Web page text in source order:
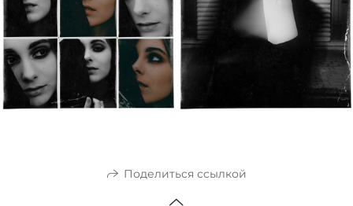
Поделиться ссылкой